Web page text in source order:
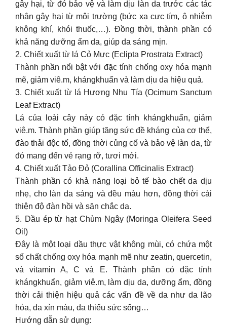
gây hại, từ đó bảo vệ và làm dịu làn da trước các tác
nhân gây hại từ môi trường (bức xạ cực tím, ô nhiễm
không khí, khói thuốc,…). Đồng thời, thành phần có
khả năng dưỡng ẩm da, giúp da sáng mịn.
2. Chiết xuất từ lá Cỏ Mực (Eclipta Prostrata Extract)
Thành phần nổi bật với đặc tính chống oxy hóa mạnh
mẽ, giảm viê.m, khángkhuẩn và làm dịu da hiệu quả.
3. Chiết xuất từ lá Hương Nhu Tía (Ocimum Sanctum
Leaf Extract)
Lá của loài cây này có đặc tính khángkhuẩn, giảm
viê.m. Thành phần giúp tăng sức đề kháng của cơ thể,
đào thải độc tố, đồng thời củng cố và bảo vệ làn da, từ
đó mang đến vẻ rạng rỡ, tươi mới.
4. Chiết xuất Tảo Đỏ (Corallina Officinalis Extract)
Thành phần có khả năng loại bỏ tế bào chết da dịu
nhẹ, cho làn da sáng và đều màu hơn, đồng thời cải
thiện độ đàn hồi và săn chắc da.
5. Dầu ép từ hạt Chùm Ngây (Moringa Oleifera Seed
Oil)
Đây là một loại dầu thực vật không mùi, có chứa một
số chất chống oxy hóa mạnh mẽ như zeatin, quercetin,
và vitamin A, C và E. Thành phần có đặc tính
khángkhuẩn, giảm viê.m, làm dịu da, dưỡng ẩm, đồng
thời cải thiện hiệu quả các vấn đề về da như da lão
hóa, da xỉn màu, da thiếu sức sống…
Hướng dẫn sử dụng: